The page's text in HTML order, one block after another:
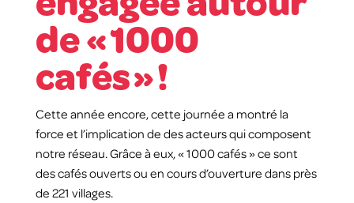
de « 1000
cafés » !
Cette année encore, cette journée a montré la
force et l’implication de des acteurs qui composent
notre réseau. Grâce à eux, « 1000 cafés » ce sont
des cafés ouverts ou en cours d’ouverture dans près
de 221 villages.